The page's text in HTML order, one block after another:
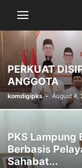
PERKUAT
ANGGOTA
komdigipks - August 4,
PKS Lampung
Berbasis
Sahabat...